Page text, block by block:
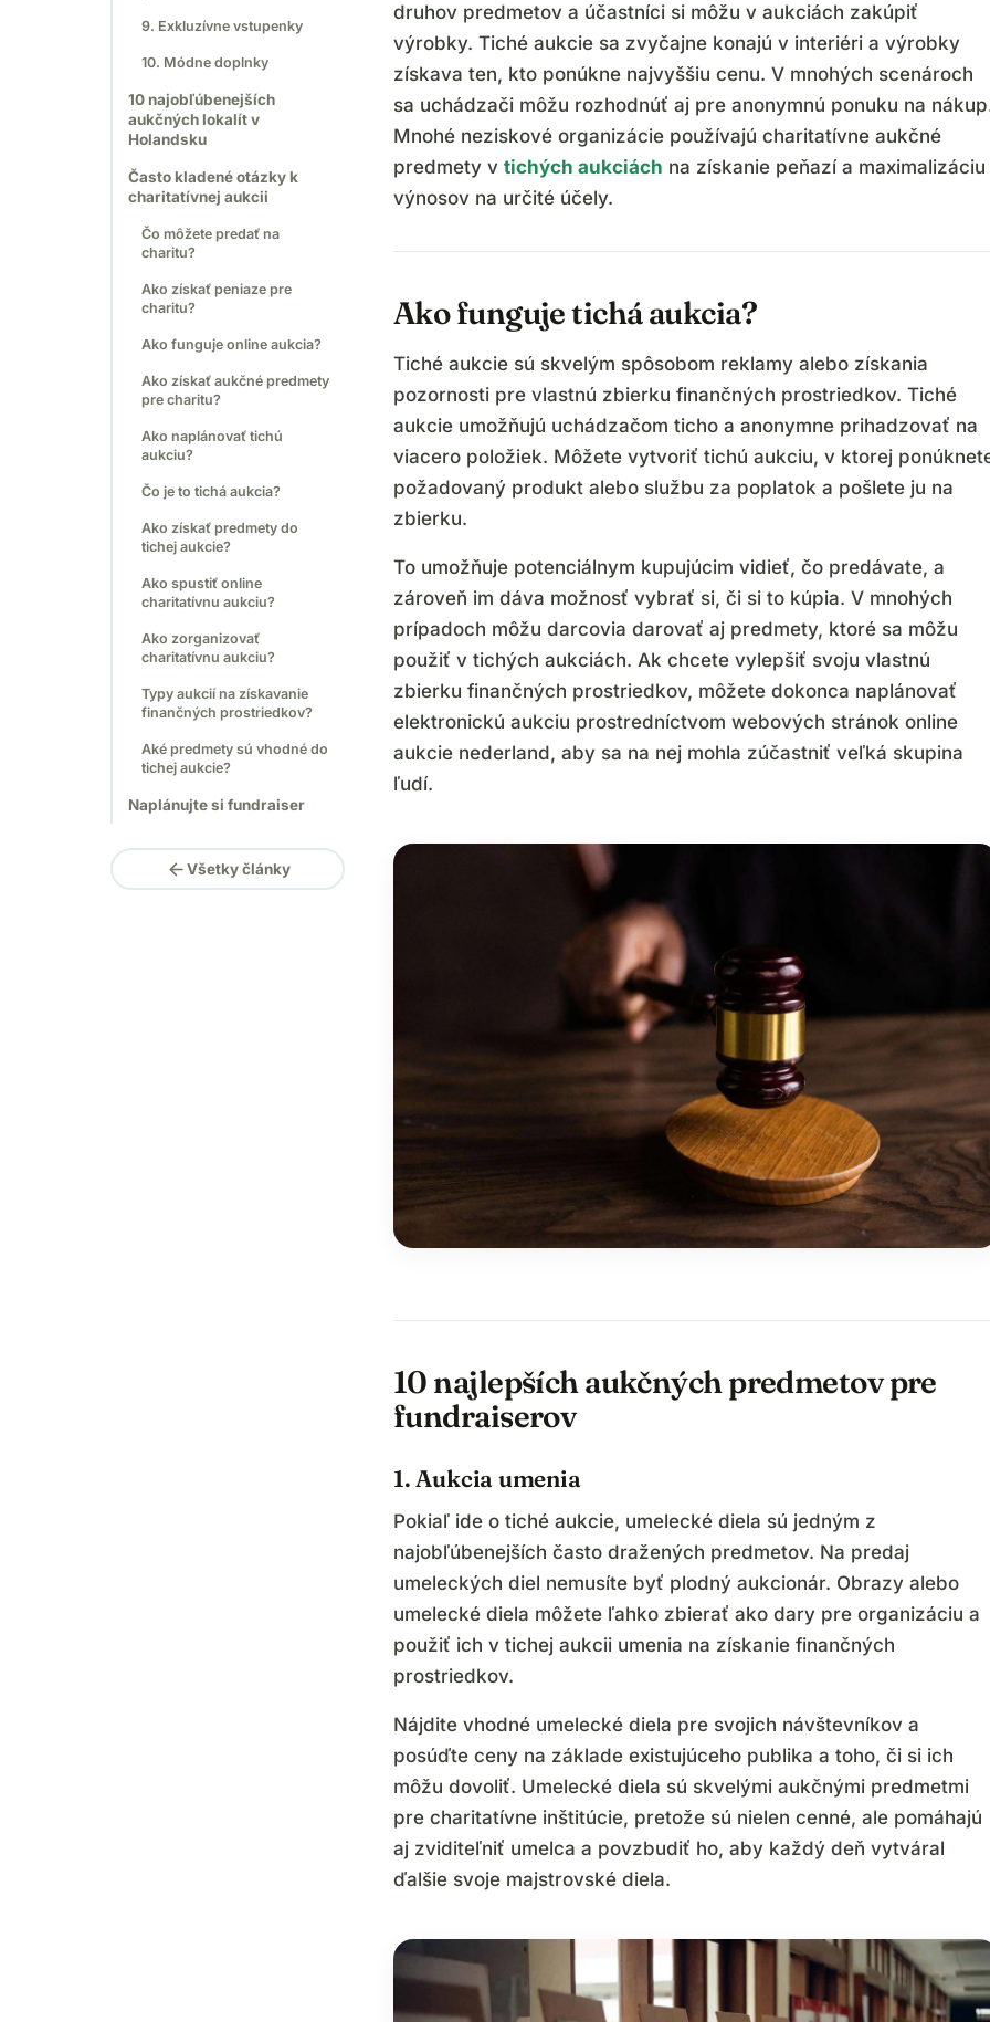
9. Exkluzívne vstupenky
10. Módne doplnky
10 najobľúbenejších
aukčných lokalít v
Holandsku
Často kladené otázky k
charitatívnej aukcii
Čo môžete predať na
charitu?
Ako získať peniaze pre
charitu?
Ako funguje online aukcia?
Ako získať aukčné predmety
pre charitu?
Ako naplánovať tichú
aukciu?
Čo je to tichá aukcia?
Ako získať predmety do
tichej aukcie?
Ako spustiť online
charitatívnu aukciu?
Ako zorganizovať
charitatívnu aukciu?
Typy aukcií na získavanie
finančných prostriedkov?
Aké predmety sú vhodné do
tichej aukcie?
Naplánujte si fundraiser
arrow_backVšetky články
druhov predmetov a účastníci si môžu v aukciách zakúpiť
výrobky. Tiché aukcie sa zvyčajne konajú v interiéri a výrobky
získava ten, kto ponúkne najvyššiu cenu. V mnohých scenároch
sa uchádzači môžu rozhodnúť aj pre anonymnú ponuku na
Mnohé neziskové organizácie používajú charitatívne aukčné
predmety v tichých aukciách na získanie peňazí a maximalizáciu
výnosov na určité účely.
Ako funguje tichá aukcia?
Tiché aukcie sú skvelým spôsobom reklamy alebo získania
pozornosti pre vlastnú zbierku finančných prostriedkov. Tiché
aukcie umožňujú uchádzačom ticho a anonymne prihadzovať na
viacero položiek. Môžete vytvoriť tichú aukciu, v ktorej
požadovaný produkt alebo službu za poplatok a pošlete ju na
zbierku.
To umožňuje potenciálnym kupujúcim vidieť, čo predávate, a
zároveň im dáva možnosť vybrať si, či si to kúpia. V mnohých
prípadoch môžu darcovia darovať aj predmety, ktoré sa môžu
použiť v tichých aukciách. Ak chcete vylepšiť svoju vlastnú
zbierku finančných prostriedkov, môžete dokonca naplánovať
elektronickú aukciu prostredníctvom webových stránok online
aukcie nederland, aby sa na nej mohla zúčastniť veľká skupina
ľudí.
10 najlepších aukčných predmetov pre
fundraiserov
1. Aukcia umenia
Pokiaľ ide o tiché aukcie, umelecké diela sú jedným z
najobľúbenejších často dražených predmetov. Na predaj
umeleckých diel nemusíte byť plodný aukcionár. Obrazy alebo
umelecké diela môžete ľahko zbierať ako dary pre organizáciu a
použiť ich v tichej aukcii umenia na získanie finančných
prostriedkov.
Nájdite vhodné umelecké diela pre svojich návštevníkov a
posúďte ceny na základe existujúceho publika a toho, či si ich
môžu dovoliť. Umelecké diela sú skvelými aukčnými predmetmi
pre charitatívne inštitúcie, pretože sú nielen cenné, ale pomáhajú
aj zviditeľniť umelca a povzbudiť ho, aby každý deň vytváral
ďalšie svoje majstrovské diela.